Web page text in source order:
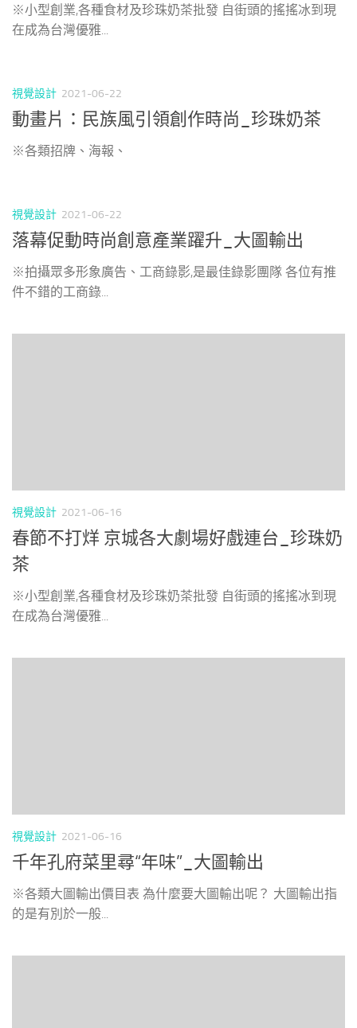
※小型創業,各種食材及珍珠奶茶批發 自街頭的搖搖冰到現
在成為台灣優雅...
視覺設計 2021-06-22
動畫片：民族風引領創作時尚_珍珠奶茶
※各類招牌、海報、
視覺設計 2021-06-22
落幕促動時尚創意產業躍升_大圖輸出
※拍攝眾多形象廣告、工商錄影,是最佳錄影團隊 各位有推
件不錯的工商錄...
視覺設計 2021-06-16
春節不打烊 京城各大劇場好戲連台_珍珠奶
茶
※小型創業,各種食材及珍珠奶茶批發 自街頭的搖搖冰到現
在成為台灣優雅...
視覺設計 2021-06-16
千年孔府菜里尋“年味”_大圖輸出
※各類大圖輸出價目表 為什麼要大圖輸出呢？ 大圖輸出指
的是有別於一般...